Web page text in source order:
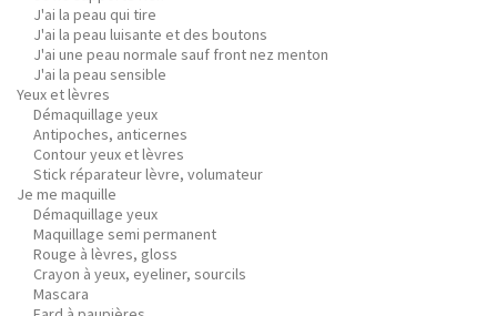
J'ai la peau qui tire
J'ai la peau luisante et des boutons
J'ai une peau normale sauf front nez menton
J'ai la peau sensible
Yeux et lèvres
Démaquillage yeux
Antipoches, anticernes
Contour yeux et lèvres
Stick réparateur lèvre, volumateur
Je me maquille
Démaquillage yeux
Maquillage semi permanent
Rouge à lèvres, gloss
Crayon à yeux, eyeliner, sourcils
Mascara